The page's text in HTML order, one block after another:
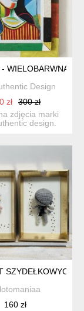
DREWNO
WIELOBARWNA
Design
zł
300 zł
zdjęcia marki
design.
SZYDEŁKOWYCH
160 zł